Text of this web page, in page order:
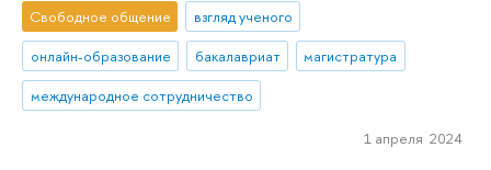
Свободное общение
взгляд ученого
онлайн-образование
бакалавриат
магистратура
международное сотрудничество
1 апреля 2024